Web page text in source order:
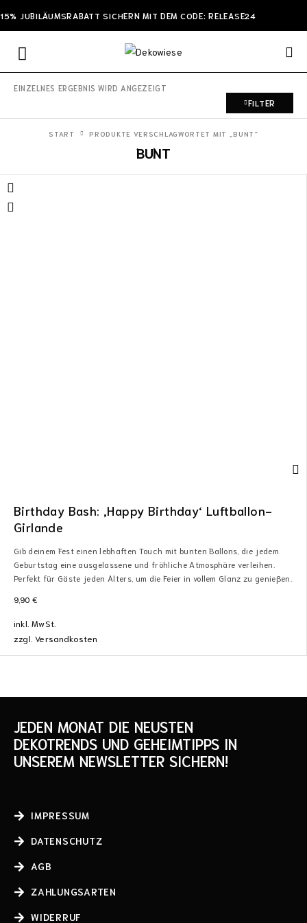
15% JUBILÄUMSRABATT SICHERN MIT DEM CODE: RELEASE24
EINZELNES ERGEBNIS WIRD ANGEZEIGT
FILTER
BUNT
START PRODUKTE VERSCHLAGWORTET MIT „BUNT“
Birthday Bash: ‚Happy Birthday‘ Luftballon-
Girlande
Gib deinem Fest einen lebhaften Touch mit bunten Ballons, die jedem
Geburtstag eine ausgelassene und fröhliche Atmosphäre verleihen.
Perfekt für Gäste jeden Alters, um die Feier in vollem Glanz zu genießen.
9,90 €
inkl. MwSt.
zzgl.Versandkosten
JEDEN MONAT DIE NEUSTEN
DEKOTRENDS UND GEHEIMTIPPS IN
UNSEREM NEWSLETTER SICHERN!
IMPRESSUM
DATENSCHUTZ
AGB
ZAHLUNGSARTEN
WIDERRUF